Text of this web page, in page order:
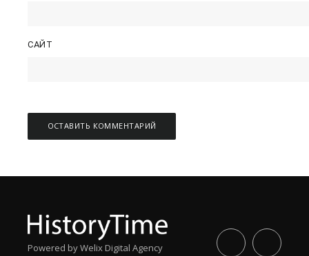
САЙТ
Powered by Welix Digital Agency